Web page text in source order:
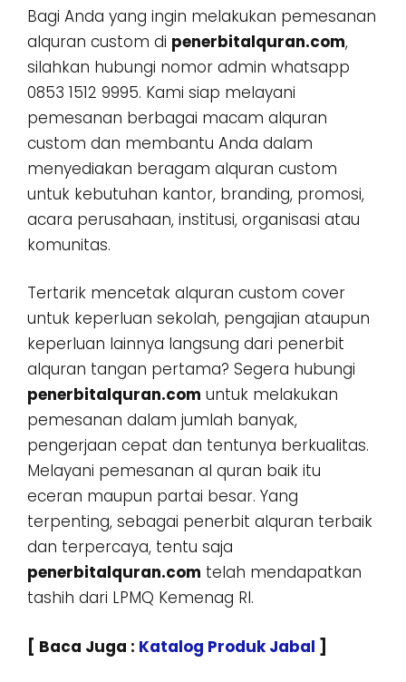
Bagi Anda yang ingin melakukan pemesanan
alquran custom di penerbitalquran.com,
silahkan hubungi nomor admin whatsapp
0853 1512 9995. Kami siap melayani
pemesanan berbagai macam alquran
custom dan membantu Anda dalam
menyediakan beragam alquran custom
untuk kebutuhan kantor, branding, promosi,
acara perusahaan, institusi, organisasi atau
komunitas.
Tertarik mencetak alquran custom cover
untuk keperluan sekolah, pengajian ataupun
keperluan lainnya langsung dari penerbit
alquran tangan pertama? Segera hubungi
penerbitalquran.com untuk melakukan
pemesanan dalam jumlah banyak,
pengerjaan cepat dan tentunya berkualitas.
Melayani pemesanan al quran baik itu
eceran maupun partai besar. Yang
terpenting, sebagai penerbit alquran terbaik
dan terpercaya, tentu saja
penerbitalquran.com telah mendapatkan
tashih dari LPMQ Kemenag RI.
[ Baca Juga : Katalog Produk Jabal ]